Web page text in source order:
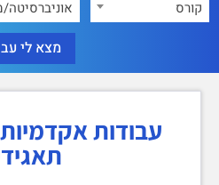
קורס
עבודות